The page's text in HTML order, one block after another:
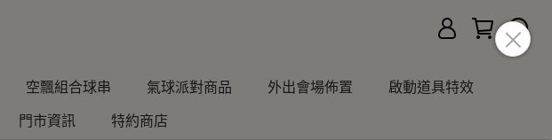
空飄組合球串 氣球派對商品 外出會場佈置 啟動道具特效
門市資訊 特約商店